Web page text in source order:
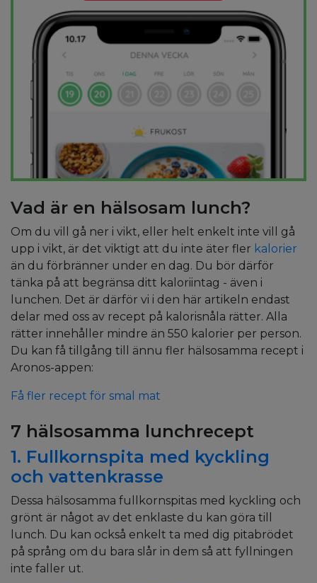
Vad är en hälsosam lunch?
Om du vill gå ner i vikt, eller helt enkelt inte vill gå
upp i vikt, är det viktigt att du inte äter fler kalorier
än du förbränner under en dag. Du bör därför
tänka på att begränsa ditt kaloriintag - även i
lunchen. Det är därför vi i den här artikeln endast
delar med oss av recept på kalorisnåla rätter. Alla
rätter innehåller mindre än 550 kalorier per person.
Du kan få tillgång till ännu fler hälsosamma recept i
Aronos-appen:
Få fler recept för smal mat
7 hälsosamma lunchrecept
1. Fullkornspita med kyckling
och vattenkrasse
Dessa hälsosamma fullkornspitas med kyckling och
grönt är något av det enklaste du kan göra till
lunch. Du kan också enkelt ta med dig pitabrödet
på språng om du bara slår in dem så att fyllningen
inte faller ut.